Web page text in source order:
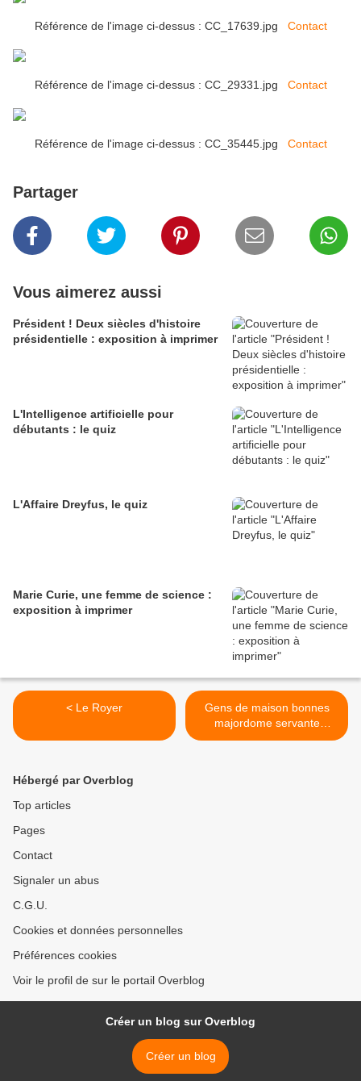
Référence de l'image ci-dessus : CC_17639.jpg Contact
Référence de l'image ci-dessus : CC_29331.jpg Contact
Référence de l'image ci-dessus : CC_35445.jpg Contact
Partager
Vous aimerez aussi
Président ! Deux siècles d'histoire
présidentielle : exposition à imprimer
L'Intelligence artificielle pour
débutants : le quiz
L'Affaire Dreyfus, le quiz
Marie Curie, une femme de science :
exposition à imprimer
< Le Royer
Gens de maison bonnes
majordome servante
serviteur >
Hébergé par Overblog
Top articles
Pages
Contact
Signaler un abus
C.G.U.
Cookies et données personnelles
Préférences cookies
Voir le profil de sur le portail Overblog
Créer un blog sur Overblog
Créer un blog